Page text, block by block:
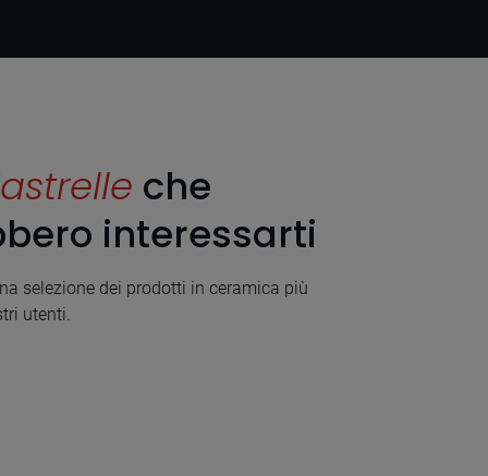
che
interessarti
selezione dei prodotti in ceramica più
utenti.